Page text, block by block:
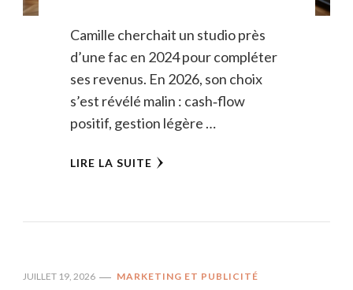
Camille cherchait un studio près
d’une fac en 2024 pour compléter
ses revenus. En 2026, son choix
s’est révélé malin : cash‑flow
positif, gestion légère …
LIRE LA SUITE
JUILLET 19, 2026 MARKETING ET PUBLICITÉ